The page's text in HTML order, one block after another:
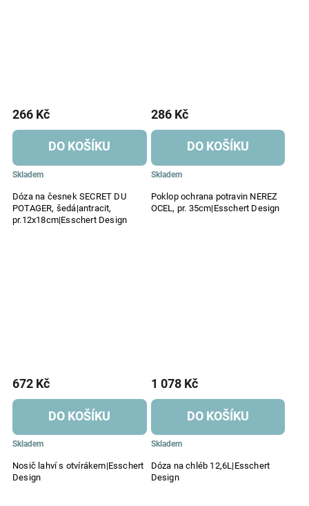
Dóza na česnek SECRET DU
POTAGER, šedá|antracit,
pr.12x18cm|Esschert Design
Skladem
266 Kč
DO KOŠÍKU
Poklop ochrana potravin NEREZ
OCEL, pr. 35cm|Esschert Design
Skladem
286 Kč
DO KOŠÍKU
Nosič lahví s otvírákem|Esschert
Design
Skladem
672 Kč
DO KOŠÍKU
Dóza na chléb 12,6L|Esschert
Design
Skladem
1 078 Kč
DO KOŠÍKU